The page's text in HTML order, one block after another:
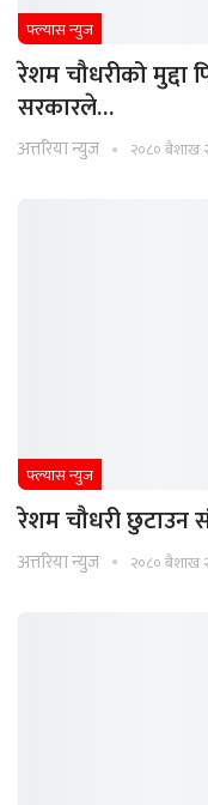
फ्ल्यास न्युज
रेशम चौधरीको मुद्दा
सरकारले…
अत्तरिया न्युज २०८० बैशाख
फ्ल्यास न्युज
रेशम चौधरी
अत्तरिया न्युज २०८० बैशाख